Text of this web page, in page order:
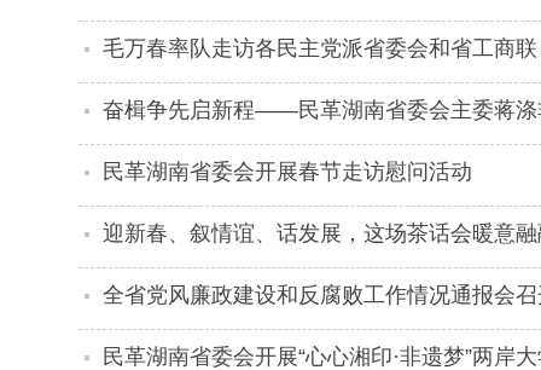
出新实效
毛万春率队走访各民主党派省委会和省工商
实干 在服务全省大局中展现新作为
奋楫争先启新程——民革湖南省委会主委蒋涤
民革湖南省委会开展春节走访慰问活动
迎新春、叙情谊、话发展，这场茶话会暖意
全省党风廉政建设和反腐败工作情况通报会召
民革湖南省委会开展“心心湘印·非遗梦”两岸